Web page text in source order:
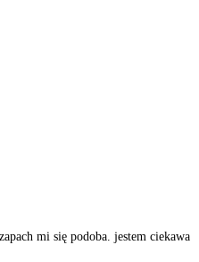
mi się podoba. jestem ciekawa